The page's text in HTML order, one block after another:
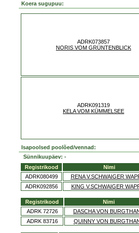
Koera sugupuu:
ADRK073857
NORIS VOM GRÜNTENBLICK
ADRK091319
KELA VOM KÜMMELSEE
Isapoolsed poolõed/vennad:
Sünnikuupäev: -
Registrikood
Nimi
ADRK080499
RENA V.SCHWAIGER
ADRK092856
KING V.SCHWAIGER
Registrikood Nimi
ADRK 72726
DASCHA VON
ADRK 83716
QUINNY VON